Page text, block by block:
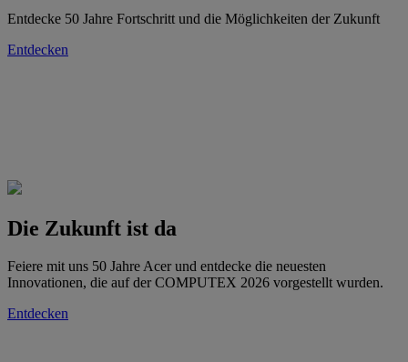
Entdecke 50 Jahre Fortschritt und die Möglichkeiten der Zukunft
Entdecken
Die Zukunft ist da
Feiere mit uns 50 Jahre Acer und entdecke die neuesten
Innovationen, die auf der COMPUTEX 2026 vorgestellt wurden.
Entdecken